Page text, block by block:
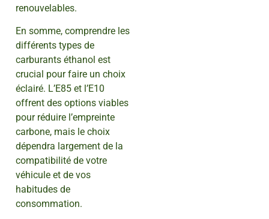
renouvelables.
En somme, comprendre les
différents types de
carburants éthanol est
crucial pour faire un choix
éclairé. L’E85 et l’E10
offrent des options viables
pour réduire l’empreinte
carbone, mais le choix
dépendra largement de la
compatibilité de votre
véhicule et de vos
habitudes de
consommation.